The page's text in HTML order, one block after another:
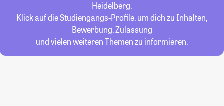
Heidelberg.
Klick auf die Studiengangs-Profile, um dich zu Inhalten,
Bewerbung, Zulassung
und vielen weiteren Themen zu informieren.